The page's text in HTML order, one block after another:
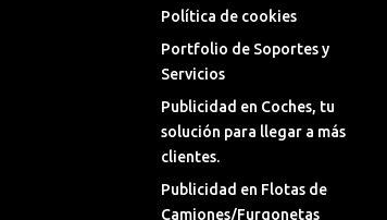
Política de cookies
Portfolio de Soportes y
Servicios
Publicidad en Coches, tu
solución para llegar a más
clientes.
Publicidad en Flotas de
Camiones/Furgonetas